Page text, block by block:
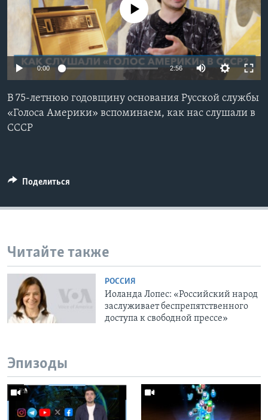
Learning English
СОЦИАЛЬНЫЕ СЕТИ
Языки
No media source currently available
0:00 2:56
В 75-летнюю годовщину основания Русской службы
«Голоса Америки» вспоминаем, как нас слушали в
СССР
Поделиться
Читайте также
РОССИЯ
Иоланда Лопес: «Российский народ
заслуживает беспрепятственного
доступа к свободной прессе»
Эпизоды